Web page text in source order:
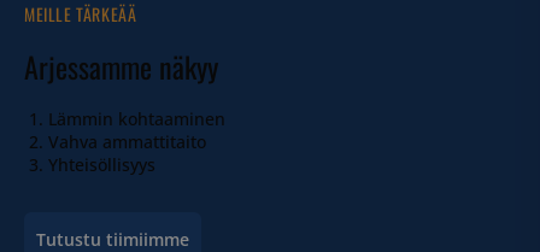
MEILLE TÄRKEÄÄ
Arjessamme näkyy
Lämmin kohtaaminen
Vahva ammattitaito
Yhteisöllisyys
Tutustu tiimiimme